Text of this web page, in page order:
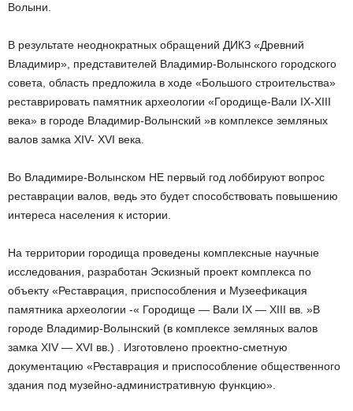
Волыни.
В результате неоднократных обращений ДИКЗ «Древний
Владимир», представителей Владимир-Волынского городского
совета, область предложила в ходе «Большого строительства»
реставрировать памятник археологии «Городище-Вали IX-XIII
века» в городе Владимир-Волынский »в комплексе земляных
валов замка XIV- XVI века.
Во Владимире-Волынском НЕ первый год лоббируют вопрос
реставрации валов, ведь это будет способствовать повышению
интереса населения к истории.
На территории городища проведены комплексные научные
исследования, разработан Эскизный проект комплекса по
объекту «Реставрация, приспособления и Музеефикация
памятника археологии -« Городище — Вали IX — XIII вв. »В
городе Владимир-Волынский (в комплексе земляных валов
замка XIV — XVI вв.) . Изготовлено проектно-сметную
документацию «Реставрация и приспособление общественного
здания под музейно-административную функцию».